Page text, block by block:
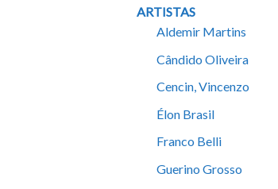
ARTISTAS
Aldemir Martins
Cândido Oliveira
Cencin, Vincenzo
Élon Brasil
Franco Belli
Guerino Grosso